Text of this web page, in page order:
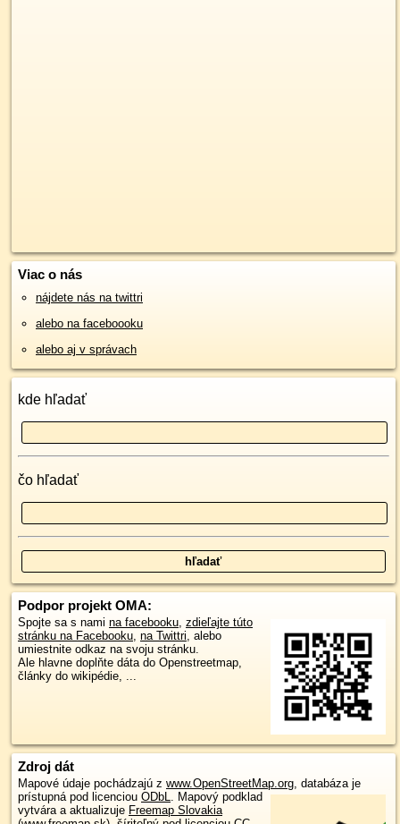
Viac o nás
nájdete nás na twittri
alebo na faceboooku
alebo aj v správach
kde hľadať
čo hľadať
Podpor projekt OMA:
Spojte sa s nami na facebooku, zdieľajte túto
stránku na Facebooku, na Twittri, alebo
umiestnite odkaz na svoju stránku.
Ale hlavne doplňte dáta do Openstreetmap,
články do wikipédie, ...
Zdroj dát
Mapové údaje pochádzajú z www.OpenStreetMap.org, databáza je
prístupná pod licenciou ODbL. Mapový podklad
vytvára a aktualizuje Freemap Slovakia